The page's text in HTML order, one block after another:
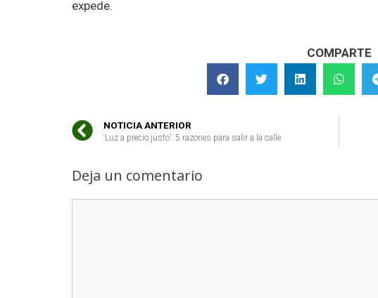
expede.
COMPARTE
NOTICIA ANTERIOR
‘Luz a precio justo’: 5 razones para salir a la calle
Deja un comentario